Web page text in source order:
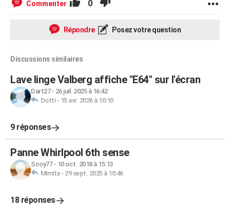
Commenter 0
Répondre Posez votre question
Discussions similaires
Lave linge Valberg affiche "E64" sur l'écran
Dart27- 26 juil. 2025 à 16:42
Dotti- 15 avr. 2026 à 10:10
9 réponses
Panne Whirlpool 6th sense
Scoy77- 10 oct. 2018 à 15:13
Mimita- 29 sept. 2025 à 10:46
18 réponses